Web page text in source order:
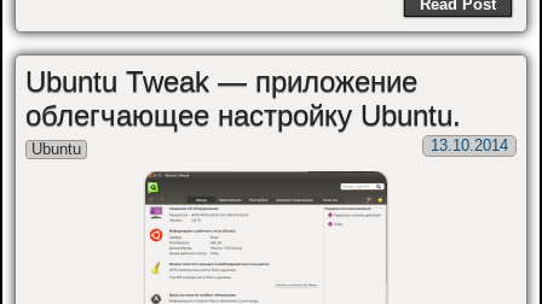
Read Post
Ubuntu Tweak — приложение
облегчающее настройку Ubuntu.
13.10.2014
Ubuntu